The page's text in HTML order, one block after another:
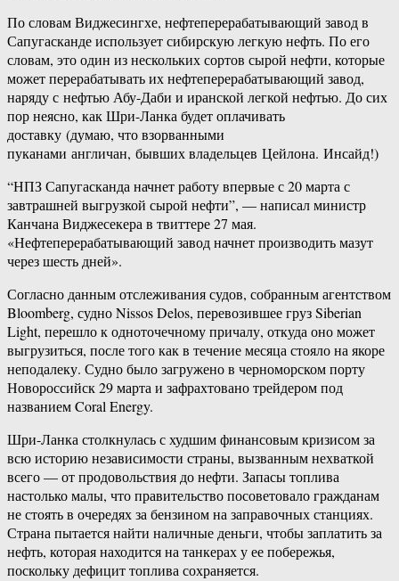
По словам Виджесингхе, нефтеперерабатывающий завод в
Сапугасканде использует сибирскую легкую нефть. По его
словам, это один из нескольких сортов сырой нефти, которые
может перерабатывать их нефтеперерабатывающий завод,
наряду с нефтью Абу-​Даби и иранской легкой нефтью. До сих
пор неясно, как Шри-​Ланка будет оплачивать
доставку (думаю, что взорванными
пуканами англичан, бывших владельцев Цейлона. Инсайд!)
“НПЗ Сапугасканда начнет работу впервые с 20 марта с
завтрашней выгрузкой сырой нефти”, — написал министр
Канчана Виджесекера в твиттере 27 мая.
«Нефтеперерабатывающий завод начнет производить мазут
через шесть дней».
Согласно данным отслеживания судов, собранным агентством
Bloomberg, судно Nissos Delos, перевозившее груз Siberian
Light, перешло к одноточечному причалу, откуда оно может
выгрузиться, после того как в течение месяца стояло на якоре
неподалеку. Судно было загружено в черноморском порту
Новороссийск 29 марта и зафрахтовано трейдером под
названием Coral Energy.
Шри-​Ланка столкнулась с худшим финансовым кризисом за
всю историю независимости страны, вызванным нехваткой
всего — от продовольствия до нефти. Запасы топлива
настолько малы, что правительство посоветовало гражданам
не стоять в очередях за бензином на заправочных станциях.
Страна пытается найти наличные деньги, чтобы заплатить за
нефть, которая находится на танкерах у ее побережья,
поскольку дефицит топлива сохраняется.